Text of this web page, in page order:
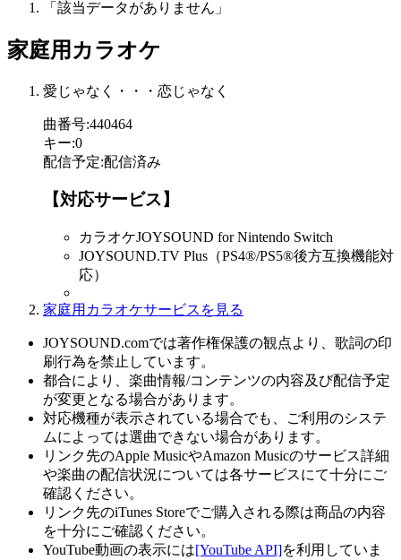
「該当データがありません」
家庭用カラオケ
愛じゃなく・・・恋じゃなく
曲番号:440464
キー:0
配信予定:配信済み
【対応サービス】
カラオケJOYSOUND for Nintendo Switch
JOYSOUND.TV Plus（PS4®/PS5®後方互換機能対
応）
家庭用カラオケサービスを見る
JOYSOUND.comでは著作権保護の観点より、歌詞の印
刷行為を禁止しています。
都合により、楽曲情報/コンテンツの内容及び配信予定
が変更となる場合があります。
対応機種が表示されている場合でも、ご利用のシステ
ムによっては選曲できない場合があります。
リンク先のApple MusicやAmazon Musicのサービス詳細
や楽曲の配信状況については各サービスにて十分にご
確認ください。
リンク先のiTunes Storeでご購入される際は商品の内容
を十分にご確認ください。
YouTube動画の表示には[YouTube API]を利用していま